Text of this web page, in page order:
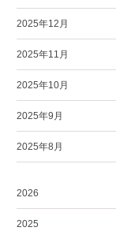
2025年12月
2025年11月
2025年10月
2025年9月
2025年8月
2026
2025